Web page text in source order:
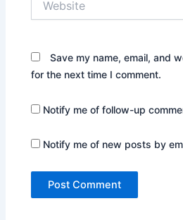
Save my name, email, and
for the next time I comment.
Notify me of follow-up
Notify me of new posts by